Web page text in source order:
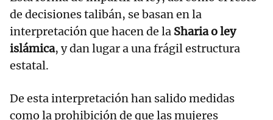
de decisiones talibán, se basan en la
interpretación que hacen de la Sharia o ley
islámica, y dan lugar a una frágil estructura
estatal.
De esta interpretación han salido medidas
como la prohibición de que las mujeres